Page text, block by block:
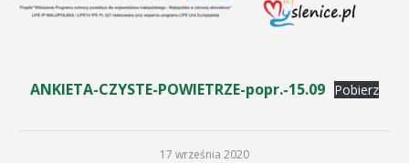
ANKIETA-CZYSTE-POWIETRZE-popr.-15.09 Pobierz
17 września 2020